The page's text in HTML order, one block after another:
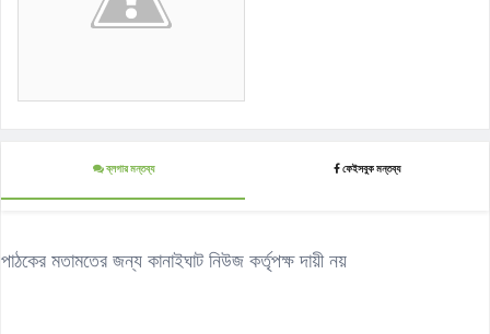
ব্লগার মন্তব্য ফেইসবুক মন্তব্য
পাঠকের মতামতের জন্য কানাইঘাট নিউজ কর্তৃপক্ষ দায়ী নয়